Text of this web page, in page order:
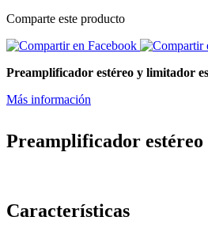
Comparte este producto
Preamplificador estéreo y limitador
Más información
Preamplificador
Características